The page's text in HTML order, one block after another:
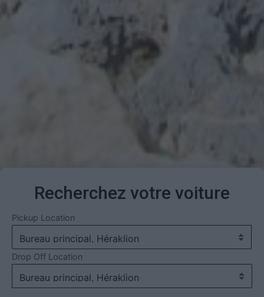
Recherchez votre voiture
Pickup Location
Drop Off Location